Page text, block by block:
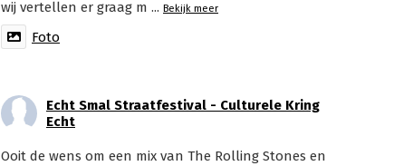
wij vertellen er graag m ... Bekijk meer
Foto
Echt Smal Straatfestival - Culturele Kring
Echt
Ooit de wens om een mix van The Rolling Stones en